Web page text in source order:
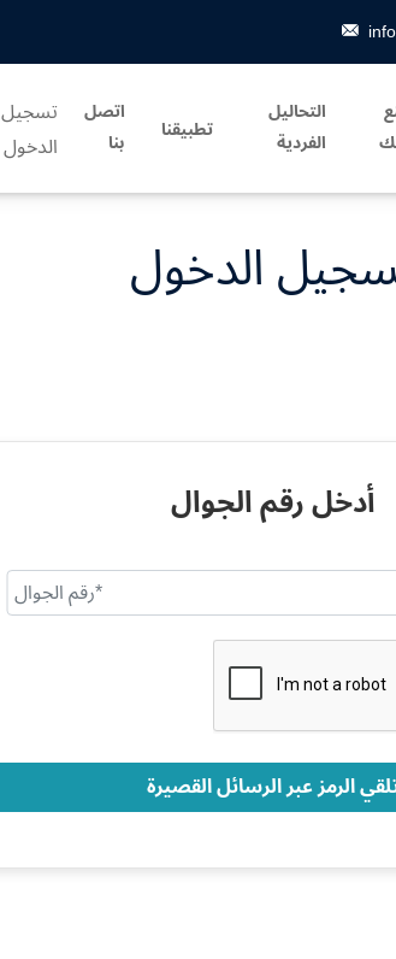
التحاليل
الفردية تطبيقنا اتصل
بنا
تسجيل
الدخول
الدخول
أدخل رقم الجوال
الرمز عبر الرسائل القصيرة